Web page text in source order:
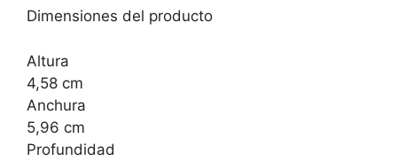
Dimensiones del producto
Altura
4,58 cm
Anchura
5,96 cm
Profundidad